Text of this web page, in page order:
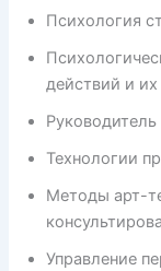
Психология
действий и
Технологии
Методы арт-
Управление